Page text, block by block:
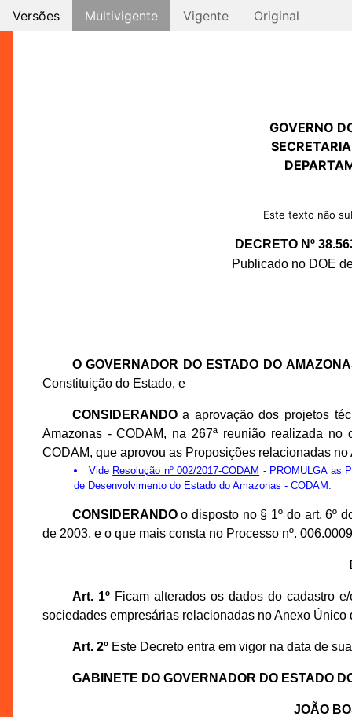
Versões Multivigente Vigente Original
GOVERNO
Este texto não
DECRETO Nº
Publicado no DOE
O GOVERNADOR DO ESTADO DO
Constituição do Estado, e
CONSIDERANDOa aprovação dos projetos
Amazonas - CODAM, na 267ª reunião realizada
CODAM, que aprovou as Proposições relacionadas
Vide Resolução nº 002/2017-CODAM - PROMULGA as
de Desenvolvimento do Estado do Amazonas - CODAM.
CONSIDERANDOo disposto no § 1º do art. 6º
de 2003, e o que mais consta no Processo nº.
Art. 1ºFicam alterados os dados do cadastro
sociedades empresárias relacionadas no Anexo Único
Art. 2ºEste Decreto entra em vigor na data de
GABINETE DO GOVERNADOR DO ESTADO
JOÃO